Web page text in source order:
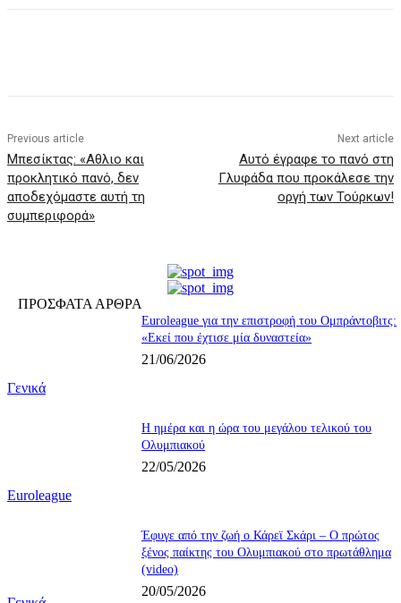
Previous article
Μπεσίκτας: «Αθλιο και
προκλητικό πανό, δεν
αποδεχόμαστε αυτή τη
συμπεριφορά»
Next article
Αυτό έγραφε το πανό στη
Γλυφάδα που προκάλεσε την
οργή των Τούρκων!
ΠΡΟΣΦΑΤΑ ΑΡΘΡΑ
Γενικά
Euroleague για την επιστροφή του Ομπράντοβιτς:
«Εκεί που έχτισε μία δυναστεία»
21/06/2026
Euroleague
Η ημέρα και η ώρα του μεγάλου τελικού του
Ολυμπιακού
22/05/2026
Έφυγε από την ζωή ο Κάρεϊ Σκάρι – Ο πρώτος
ξένος παίκτης του Ολυμπιακού στο πρωτάθλημα
(video)
20/05/2026